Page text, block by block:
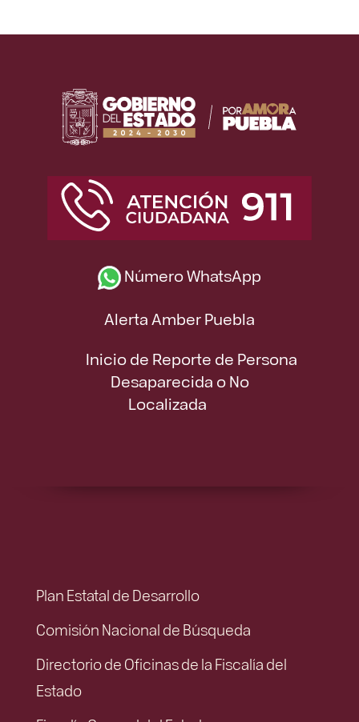
Número WhatsApp
Alerta Amber Puebla
Inicio de Reporte de Persona
Desaparecida o No
Localizada
Plan Estatal de Desarrollo
Comisión Nacional de Búsqueda
Directorio de Oficinas de la Fiscalía del
Estado